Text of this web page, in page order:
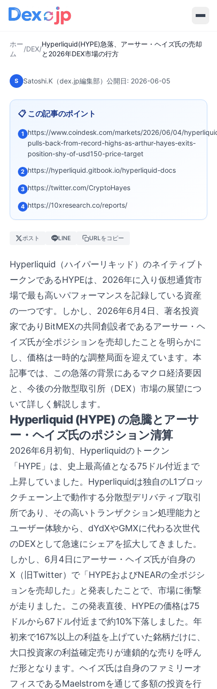
ホー
ム
/DEX/
Hyperliquid(HYPE)急落、アーサー・ヘイズ氏の売却
と2026年DEX市場の行方
Hyperliquid(HYPE)急落、アーサ
ー・ヘイズ氏の売却と2026年DEX市
場の行方
S Satoshi.K（dex.jp編集部） 公開日: 2026-06-05
📋 この記事のポイント
1 https://www.coindesk.com/markets/2026/06/04/
pulls-back-from-record-highs-as-arthur-hayes-exits-
position-shy-of-usd150-price-target
2 https://hyperliquid.gitbook.io/hyperliquid-docs
3 https://twitter.com/CryptoHayes
4 https://10xresearch.co/reports/
ポスト LINE URLをコピー
Hyperliquid（ハイパーリキッド）のネイティブト
ークンであるHYPEは、2026年に入り仮想通貨市
場で最も高いパフォーマンスを記録している資産
の一つです。しかし、2026年6月4日、著名投資
家でありBitMEXの共同創設者であるアーサー・ヘ
イズ氏が全ポジションを売却したことを明らかに
し、価格は一時的な調整局面を迎えています。本
記事では、この急落の背景にあるマクロ経済要因
と、今後の分散型取引所（DEX）市場の展望につ
いて詳しく解説します。
Hyperliquid (HYPE) の急騰とアーサ
ー・ヘイズ氏のポジション清算
2026年6月初旬、Hyperliquidのトークン
「HYPE」は、史上最高値となる75ドル付近まで
上昇していました。Hyperliquidは独自のL1ブロッ
クチェーン上で動作する分散型デリバティブ取引
所であり、その高いトランザクション処理能力と
ユーザー体験から、dYdXやGMXに代わる次世代
のDEXとして急速にシェアを拡大してきました。
しかし、6月4日にアーサー・ヘイズ氏が自身の
X（旧Twitter）で「HYPEおよびNEARの全ポジシ
ョンを売却した」と発表したことで、市場に衝撃
が走りました。この発表直後、HYPEの価格は75
ドルから67ドル付近まで約10%下落しました。年
初来で167%以上の利益を上げていた銘柄だけに、
大口投資家の利益確定売りが連鎖的な売りを呼ん
だ形となります。ヘイズ氏は自身のファミリーオ
フィスであるMaelstromを通じて多額の投資を行